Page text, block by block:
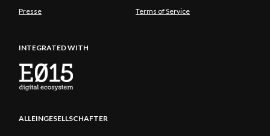
Presse Terms of Service
INTEGRATED WITH
ALLEINGESELLSCHAFTER